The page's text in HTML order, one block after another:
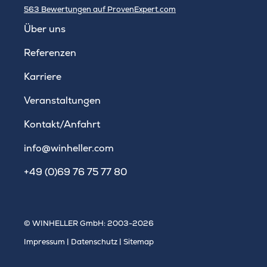
563 Bewertungen auf ProvenExpert.com
Über uns
Referenzen
Karriere
Veranstaltungen
Kontakt/Anfahrt
info@winheller.com
+49 (0)69 76 75 77 80
© WINHELLER GmbH: 2003-2026
Impressum | Datenschutz | Sitemap